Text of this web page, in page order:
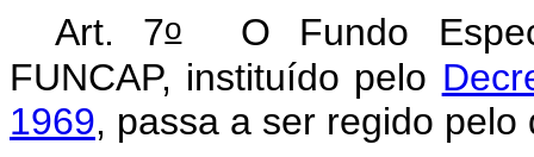
Art. 7oO Fundo
FUNCAP, instituído pelo
1969, passa a ser regido